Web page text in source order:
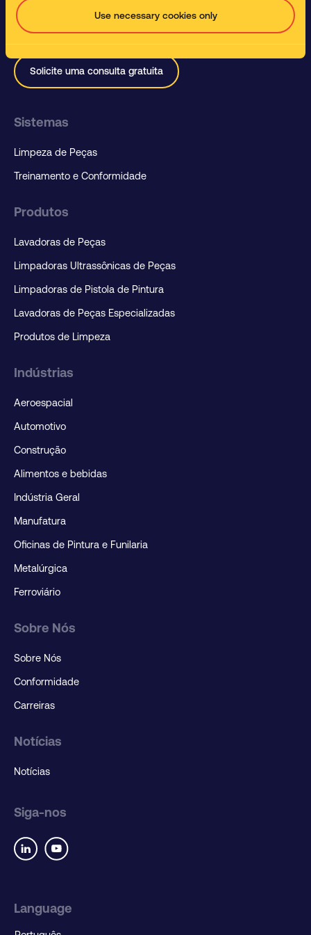
Use necessary cookies only
químicos para empresas de todos os portes. Quaisquer que
sejam as suas necessidades de limpeza de peças, podemos
criar uma solução para você.
Solicite uma consulta gratuita
Sistemas
Limpeza de Peças
Treinamento e Conformidade
Produtos
Lavadoras de Peças
Limpadoras Ultrassônicas de Peças
Limpadoras de Pistola de Pintura
Lavadoras de Peças Especializadas
Produtos de Limpeza
Indústrias
Aeroespacial
Automotivo
Construção
Alimentos e bebidas
Indústria Geral
Manufatura
Oficinas de Pintura e Funilaria
Metalúrgica
Ferroviário
Sobre Nós
Sobre Nós
Conformidade
Carreiras
Notícias
Notícias
Siga-nos
Language